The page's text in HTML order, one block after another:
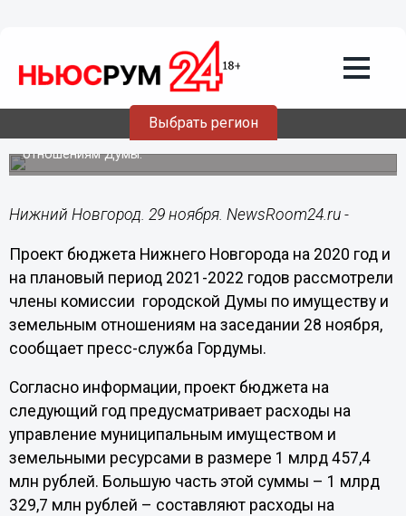
Выбрать регион
Исключать «неликвид» из плана
приватизации предложили депутаты
Проект бюджета Нижнего Новгорода на 2020 год
обсудили на заседании по имуществу и земельным
отношениям Думы.
Нижний Новгород. 29 ноября. NewsRoom24.ru -
Проект бюджета Нижнего Новгорода на 2020 год и
на плановый период 2021-2022 годов рассмотрели
члены комиссии городской Думы по имуществу и
земельным отношениям на заседании 28 ноября,
сообщает пресс-служба Гордумы.
Согласно информации, проект бюджета на
следующий год предусматривает расходы на
управление муниципальным имуществом и
земельными ресурсами в размере 1 млрд 457,4
млн рублей. Большую часть этой суммы – 1 млрд
329,7 млн рублей – составляют расходы на